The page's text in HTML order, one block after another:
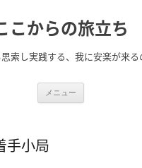
こからの旅立ち
索し実践する、我に安楽が来る
メニュー
手小局